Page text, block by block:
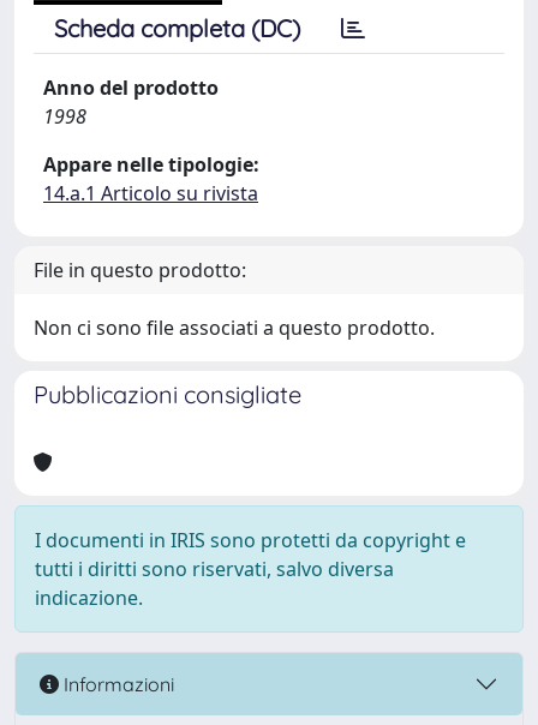
Scheda completa (DC)
Anno del prodotto
1998
Appare nelle tipologie:
14.a.1 Articolo su rivista
File in questo prodotto:
Non ci sono file associati a questo prodotto.
Pubblicazioni consigliate
I documenti in IRIS sono protetti da copyright e
tutti i diritti sono riservati, salvo diversa
indicazione.
Informazioni